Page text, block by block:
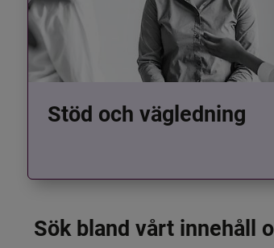
Stöd och vägledning
Sök bland vårt innehåll